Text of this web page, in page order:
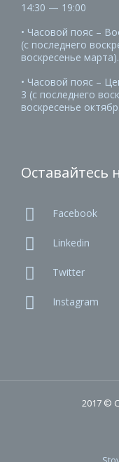
14:30 — 19:00
• Часовой пояс –
(с последнего
воскресенье марта).
• Часовой пояс –
3 (с последнего
воскресенье
Оставайтесь
 Facebook
 Linkedin
 Twitter
 Instagram
2017 ©